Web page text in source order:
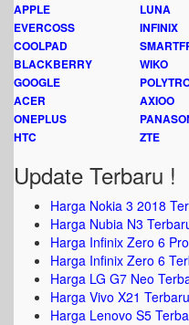
APPLE
LUNA
EVERCOSS
INFINIX
COOLPAD
BLACKBERRY
WIKO
GOOGLE
ACER
AXIOO
ONEPLUS
HTC
ZTE
Update Terbaru !
Harga Nokia 3 2018
Harga Nubia N3
Harga Infinix Zero 6
Harga Infinix Zero 6
Harga LG G7 Neo
Harga Vivo X21
Harga Lenovo S5